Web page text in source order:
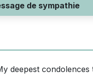
de sympathie
deepest